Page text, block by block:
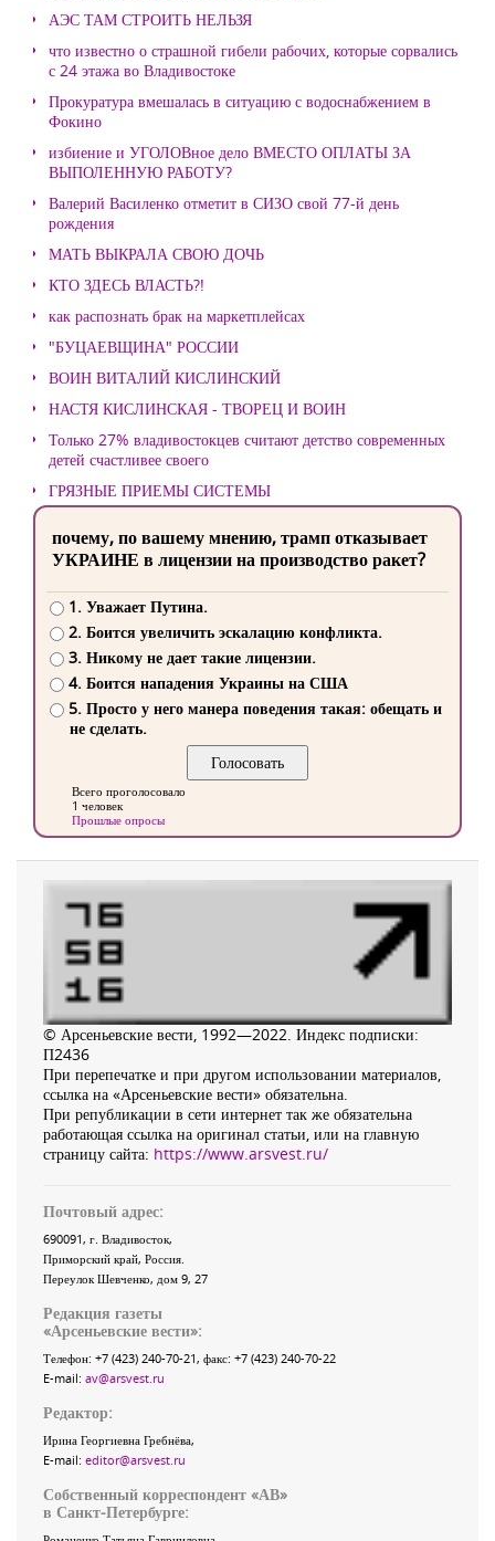
АЭС ТАМ СТРОИТЬ НЕЛЬЗЯ
что известно о страшной гибели рабочих, которые сорвались
с 24 этажа во Владивостоке
Прокуратура вмешалась в ситуацию с водоснабжением в
Фокино
избиение и УГОЛОВное дело ВМЕСТО ОПЛАТЫ ЗА
ВЫПОЛЕННУЮ РАБОТУ?
Валерий Василенко отметит в СИЗО свой 77-й день
рождения
МАТЬ ВЫКРАЛА СВОЮ ДОЧЬ
КТО ЗДЕСЬ ВЛАСТЬ?!
как распознать брак на маркетплейсах
"БУЦАЕВЩИНА" РОССИИ
ВОИН ВИТАЛИЙ КИСЛИНСКИЙ
НАСТЯ КИСЛИНСКАЯ - ТВОРЕЦ И ВОИН
Только 27% владивостокцев считают детство современных
детей счастливее своего
ГРЯЗНЫЕ ПРИЕМЫ СИСТЕМЫ
почему, по вашему мнению, трамп отказывает
УКРАИНЕ в лицензии на производство ракет?
1. Уважает Путина.
2. Боится увеличить эскалацию конфликта.
3. Никому не дает такие лицензии.
4. Боится нападения Украины на США
5. Просто у него манера поведения такая: обещать и
не сделать.
Всего проголосовало
1 человек
Прошлые опросы
© Арсеньевские вести, 1992—2022. Индекс подписки:
П2436
При перепечатке и при другом использовании материалов,
ссылка на «Арсеньевские вести» обязательна.
При републикации в сети интернет так же обязательна
работающая ссылка на оригинал статьи, или на главную
страницу сайта: https://www.arsvest.ru/
Почтовый адрес:
690091, г. Владивосток,
Приморский край, Россия
Переулок Шевченко, дом 9, 27
Редакция газеты
«Арсеньевские вести»:
Телефон: +7 (423) 240-70-21, факс: +7 (423) 240-70-22
E-mail: av@arsvest.ru
Редактор:
Ирина Георгиевна Гребнёва,
E-mail: editor@arsvest.ru
Собственный корреспондент «АВ»
в Санкт-Петербурге: